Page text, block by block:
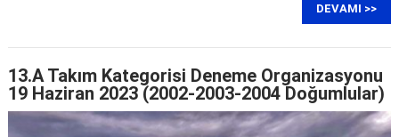
DEVAMI >>
13.A Takım Kategorisi Deneme Organizasyonu
19 Haziran 2023 (2002-2003-2004 Doğumlular)